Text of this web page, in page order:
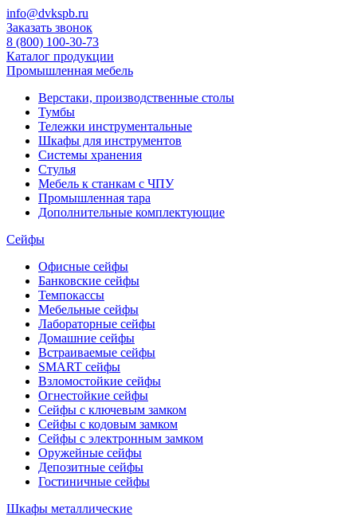
info@dvkspb.ru
Заказать звонок
8 (800) 100-30-73
Каталог продукции
Промышленная мебель
Верстаки, производственные столы
Тумбы
Тележки инструментальные
Шкафы для инструментов
Системы хранения
Стулья
Мебель к станкам с ЧПУ
Промышленная тара
Дополнительные комплектующие
Сейфы
Офисные сейфы
Банковские сейфы
Темпокассы
Мебельные сейфы
Лабораторные сейфы
Домашние сейфы
Встраиваемые сейфы
SMART сейфы
Взломостойкие сейфы
Огнестойкие сейфы
Сейфы с ключевым замком
Сейфы с кодовым замком
Сейфы с электронным замком
Оружейные сейфы
Депозитные сейфы
Гостиничные сейфы
Шкафы металлические